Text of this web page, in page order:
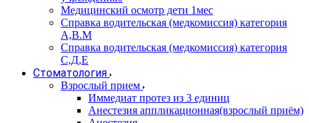
Медицинский осмотр дети 1мес
Справка водительская (медкомиссия) категория
А,В.М
Справка водительская (медкомиссия) категория
С,Д,Е
Стоматология
Взрослый прием
Иммедиат протез из 3 единиц
Анестезия аппликационная(взрослый приём)